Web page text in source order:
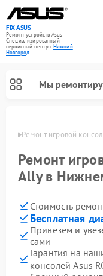
FIX-ASUS
Ремонт устройств Asus
Специализированный
cервисный центр г.Нижний
Новгород
Мы
Ремонт игровой
Ремонт
Ally в
Стоимость
Бесплатная
Привезем и
сами
Гарантия на
консолей Asus